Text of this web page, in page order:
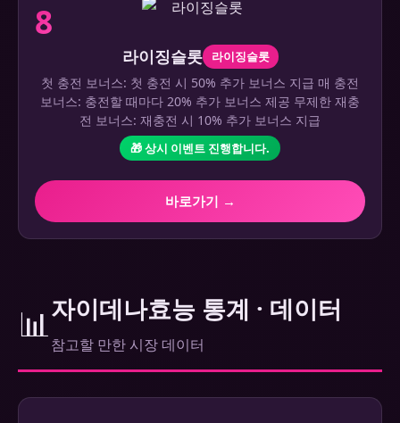
8
라이징슬롯 라이징슬롯
첫 충전 보너스: 첫 충전 시 50% 추가 보너스 지급 매 충전
보너스: 충전할 때마다 20% 추가 보너스 제공 무제한 재충
전 보너스: 재충전 시 10% 추가 보너스 지급
🎁 상시 이벤트 진행합니다.
바로가기 →
📊 자이데나효능 통계 · 데이터
참고할 만한 시장 데이터